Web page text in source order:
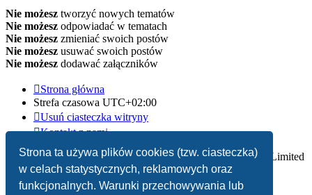
Strona ta używa plików cookies (tzw. ciasteczka)
w celach statystycznych, reklamowych oraz
funkcjonalnych. Warunki przechowywania lub
Nie możesz tworzyć nowych tematów
Nie możesz odpowiadać w tematach
Nie możesz zmieniać swoich postów
Nie możesz usuwać swoich postów
Nie możesz dodawać załączników
Strona główna
Strefa czasowa UTC+02:00
Usuń ciasteczka witryny
Kontakt z nami
Technologię dostarczaphpBB® Forum Software © phpBB Limited
Polski pakiet językowy dostarczaphpBB.pl